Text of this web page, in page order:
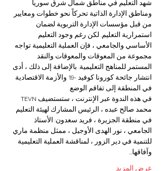
شهد التعليم في مناطق شمال شرق سوريا
ومناطق الإدارة الذاتية تحركاً نحو خطوات ومعايير
من قبل مؤسسات الإدارة التربوية لضمان
استمرارية التعليم. لكن رغم وجود التعليم
الأساسي والجامعي ، فإن العملية التعليمية تواجه
مجموعة من المعوقات والمعوقات والنقد
المستمر للمناهج التعليمية. بالإضافة إلى ذلك ، أدى
انتشار جائحة كورونا كوفيد -19 والأزمة الاقتصادية
في المنطقة إلى تفاقم الوضع.
محمد صالح عبده ، الرئيس المشارك لهيئة التعليم
في منطقة الجزيرة ، فريد سعدون: الأستاذ
الجامعي ، نور الهدى الأوجيل ، ممثل منظمة ماري
للتنمية في دير الزور ، لمناقشة العملية التعليمية
وآفاقها…
عرض المزيد